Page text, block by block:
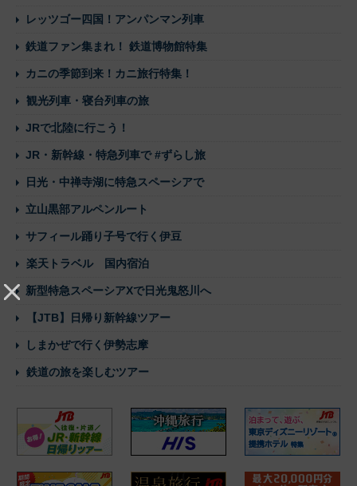
レッツゴー四国！アンパンマン列車
鉄道ファン集まれ！ 鉄道博物館特集
カニの季節到来！カニ旅行特集！
観光列車・寝台列車の旅
JRで北陸に行こう！
JR・新幹線・特急列車で #ずらし旅
日光・中禅寺湖に特急スペーシアで
立山黒部アルペンルート
サフィール踊り子号で行く伊豆
楽天トラベル 国内宿泊
新型特急スペーシアXで日光鬼怒川へ
【JTB】日帰り新幹線ツアー
しまかぜで行く伊勢志摩
鉄道の旅を楽しむツアー